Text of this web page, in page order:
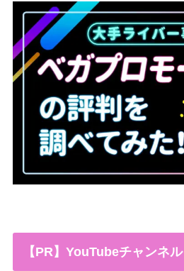
【PR】YouTubeチャンネル